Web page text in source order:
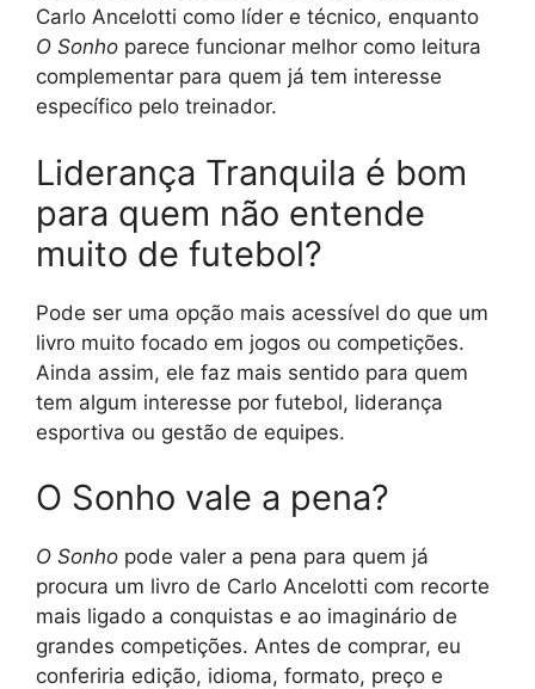
Carlo Ancelotti como líder e técnico, enquanto
O Sonho parece funcionar melhor como leitura
complementar para quem já tem interesse
específico pelo treinador.
Liderança Tranquila é bom
para quem não entende
muito de futebol?
Pode ser uma opção mais acessível do que um
livro muito focado em jogos ou competições.
Ainda assim, ele faz mais sentido para quem
tem algum interesse por futebol, liderança
esportiva ou gestão de equipes.
O Sonho vale a pena?
O Sonho pode valer a pena para quem já
procura um livro de Carlo Ancelotti com recorte
mais ligado a conquistas e ao imaginário de
grandes competições. Antes de comprar, eu
conferiria edição, idioma, formato, preço e